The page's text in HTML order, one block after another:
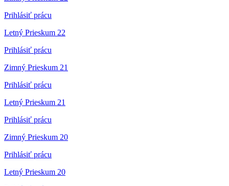
Prihlásiť prácu
Letný Prieskum 22
Prihlásiť prácu
Zimný Prieskum 21
Prihlásiť prácu
Letný Prieskum 21
Prihlásiť prácu
Zimný Prieskum 20
Prihlásiť prácu
Letný Prieskum 20